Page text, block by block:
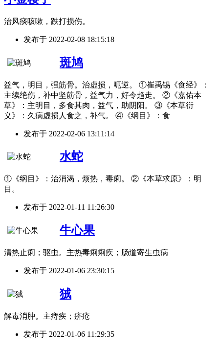
治风痰咳嗽，跌打损伤。
发布于 2022-02-08 18:15:18
斑鸠
益气，明目，强筋骨。治虚损，呃逆。 ①崔禹锡《食经》：
主续绝伤，补中坚筋骨，益气力，好令趋走。 ②《嘉佑本
草》：主明目，多食其肉，益气，助阴阳。 ③《本草衍
义》：久病虚损人食之，补气。 ④《纲目》：食
发布于 2022-02-06 13:11:14
水蛇
①《纲目》：治消渴，烦热，毒痢。 ②《本草求原》：明
目。
发布于 2022-01-11 11:26:30
牛心果
清热止痢；驱虫。主热毒痢痢疾；肠道寄生虫病
发布于 2022-01-06 23:30:15
狨
解毒消肿。主痔疾；疥疮
发布于 2022-01-06 11:29:35